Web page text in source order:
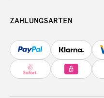
ZAHLUNGSARTEN